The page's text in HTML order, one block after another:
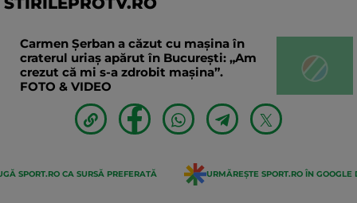
Carmen Șerban a căzut cu mașina în
craterul uriaș apărut în București: „Am
crezut că mi s-a zdrobit mașina”.
FOTO & VIDEO
SPORT.RO CA SURSĂ PREFERATĂ URMĂREȘTE SPORT.RO ÎN GOOGLE